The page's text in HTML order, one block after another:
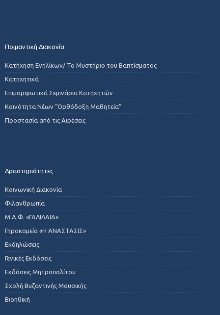
Ποιμαντική Διακονία
Κατήχηση Ενηλίκων/ Το Μυστήριο του Βαπτίσματος
Κατηχητικά
Επιμορφωτικά Σεμινάρια Κατηχητών
Κοινότητα Νέων “Ορθόδοξη Μαθητεία”
Προστασία από τις Αιρέσεις
Δραστηριότητες
Κοινωνική Διακονία
Φιλανθρωπία
Μ.Α.Φ. «ΓΑΛΙΛΑΙΑ»
Γηροκομείο «Η ΑΝΑΣΤΑΣΙΣ»
Εκδηλώσεις
Γενικές Εκδόσεις
Εκδόσεις Μητροπολίτου
Σχολή Βυζαντινής Μουσικής
Βιοηθική